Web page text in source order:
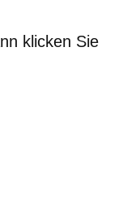
klicken Sie
neuen
Fenster